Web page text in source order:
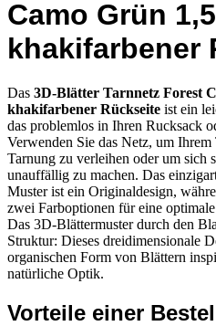
Camo Grün
khakifarbener
Das 3D-Blätter Tarnnetz Forest
khakifarbener Rückseite ist ein
das problemlos in Ihren Rucksack
Verwenden Sie das Netz, um
Tarnung zu verleihen oder um sich
unauffällig zu machen. Das
Muster ist ein Originaldesign,
zwei Farboptionen für eine
Das 3D-Blättermuster durch den
Struktur: Dieses dreidimensionale
organischen Form von Blättern
natürliche Optik.
Vorteile einer